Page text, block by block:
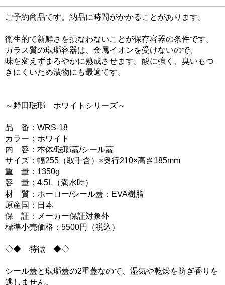
ご予約商品です。納品に時間がかかることがあります。
衛生的で新鮮さを損なわないことが保存容器の条件です。
ガラス質の琺瑯容器は、金属イオンを受けないので、
味を変えずまろやかに熟成させます。酸に強く、臭いもつ
きにくいため漬物にも最適です。
～野田琺瑯 ホワイトシリーズ～
品 番：WRS-18
カラー：ホワイト
内 容：本体/琺瑯蓋/シール蓋
サイズ：幅255（取手含）×奥行210×高さ185mm
重 量：1350g
容 量：4.5L（満水時）
材 質：ホーロー/シール蓋：EVA樹脂
原産国：日本
保 証：メーカー保証対象外
標準小売価格：5500円（税込）
◇◆ 特徴 ◆◇
シール蓋と琺瑯蓋の2重蓋なので、湿気や乾燥を防ぎ香りを
逃しません。